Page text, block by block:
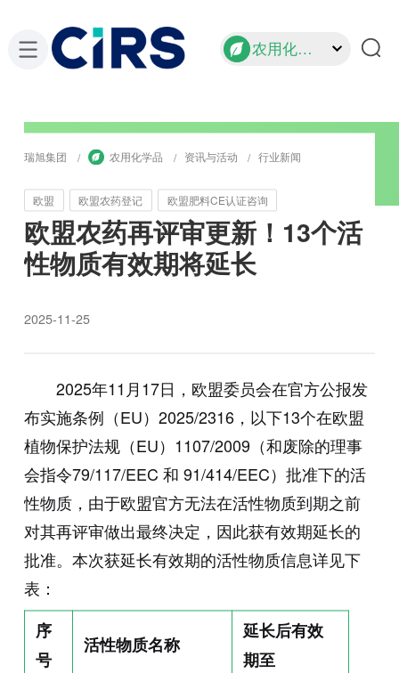
农用化学品
瑞旭集团 农用化学品 资讯与活动 行业新闻
欧盟 欧盟农药登记 欧盟肥料CE认证咨询
欧盟农药再评审更新！13个活
性物质有效期将延长
2025-11-25
2025年11月17日，欧盟委员会在官方公报发
布实施条例（EU）2025/2316，以下13个在欧盟
植物保护法规（EU）1107/2009（和废除的理事
会指令79/117/EEC 和 91/414/EEC）批准下的活
性物质，由于欧盟官方无法在活性物质到期之前
对其再评审做出最终决定，因此获有效期延长的
批准。本次获延长有效期的活性物质信息详见下
表：
序
号
活性物质名称
延长后有效
期至